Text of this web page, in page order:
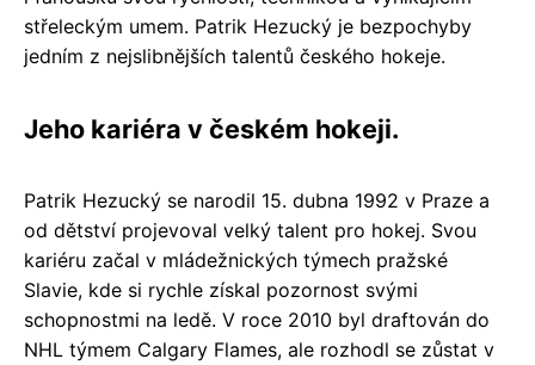
střeleckým umem. Patrik Hezucký je bezpochyby
jedním z nejslibnějších talentů českého hokeje.
Jeho kariéra v českém hokeji.
Patrik Hezucký se narodil 15. dubna 1992 v Praze a
od dětství projevoval velký talent pro hokej. Svou
kariéru začal v mládežnických týmech pražské
Slavie, kde si rychle získal pozornost svými
schopnostmi na ledě. V roce 2010 byl draftován do
NHL týmem Calgary Flames, ale rozhodl se zůstat v